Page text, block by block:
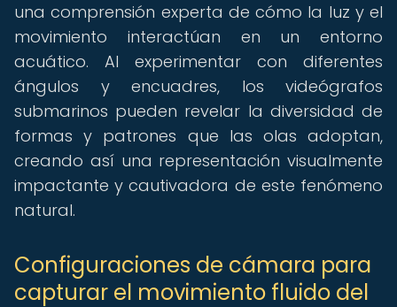
una comprensión experta de cómo la luz y el
movimiento interactúan en un entorno
acuático. Al experimentar con diferentes
ángulos y encuadres, los videógrafos
submarinos pueden revelar la diversidad de
formas y patrones que las olas adoptan,
creando así una representación visualmente
impactante y cautivadora de este fenómeno
natural.
Configuraciones de cámara para
capturar el movimiento fluido del